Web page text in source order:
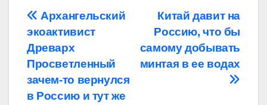
Навигация
по
записям
Китай давит на
Россию, что бы
самому добывать
минтая в ее водах
Архангельский
экоактивист
Древарх
Просветленный
зачем-то вернулся
в Россию и тут же